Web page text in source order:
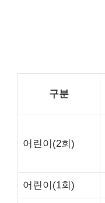
구분
어린이(2회)
어린이(1회)